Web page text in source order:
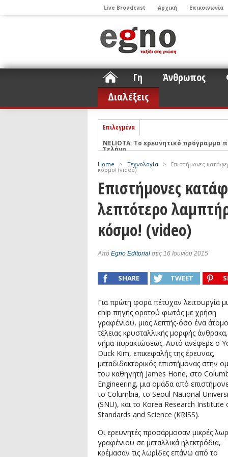
Live Broadcast Αρχική Επικοινωνία
Γη Άνθρωπος
Διαλέξεις
Επιλεγμένα
ΝΕLIOTA: Το ερευνητικό
Σελήνη
Podcast: Ο Διονύσης Σιμόπουλος
Άρθρο με αφορμή το Nobel Φυσικής
Συνέντευξη: Το ελληνικό
Συνέντευξη: Ο ερευνητής
Συνέντευξη: Συζητώντας με τον
podcast: Τι είναι τα Βαρυτικά
podcast: Αναζητώντας τα Βαρυτικά
Συνέντευξη: Ο ερευνητής Διονύσης
Home > Τεχνολογία > Επιστήμονες
κόσμο! (video)
Επιστήμονες
λεπτότερο
κόσμο! (video)
Από Egno Editorial στις 16 Ιουνίου 2015
SHARE TWEET
Για πρώτη φορά πέτυχαν λειτουργία
chip πηγής ορατού φωτός με χρήση
γραφένιου, μιας λεπτής-όσο ένα
τέλειας κρυσταλλικής μορφής
νήμα πυρακτώσεως. Αυτό ανέφερε ο
Duck Kim, επικεφαλής της έρευνας,
μεταδιδακτορικός επιστήμονας στην
του καθηγητή James Hone, στο
Engineering, μια ομάδα από
το Columbia, το Seoul National
(SNU), και το Korea Research Institute
Standards and Science (KRISS).
Οι ερευνητές προσάρμοσαν μικρές
γραφένιου σε μεταλλικά ηλεκτρόδια,
κρέμασαν τις λωρίδες επάνω από το